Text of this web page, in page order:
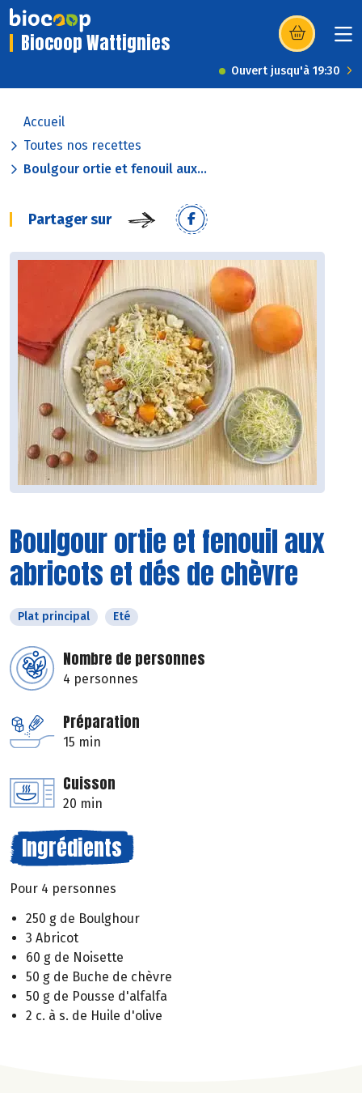
Biocoop Wattignies (s’ouvre dans
Ouvert jusqu'à 19:30
Accueil
Toutes nos recettes
Boulgour ortie et fenouil aux...
Partager sur
Boulgour ortie et fenouil aux
abricots et dés de chèvre
Plat principal Eté
Nombre de personnes
4 personnes
Préparation
15 min
Cuisson
20 min
Ingrédients
Pour 4 personnes
250 g de Boulghour
3 Abricot
60 g de Noisette
50 g de Buche de chèvre
50 g de Pousse d'alfalfa
2 c. à s. de Huile d'olive